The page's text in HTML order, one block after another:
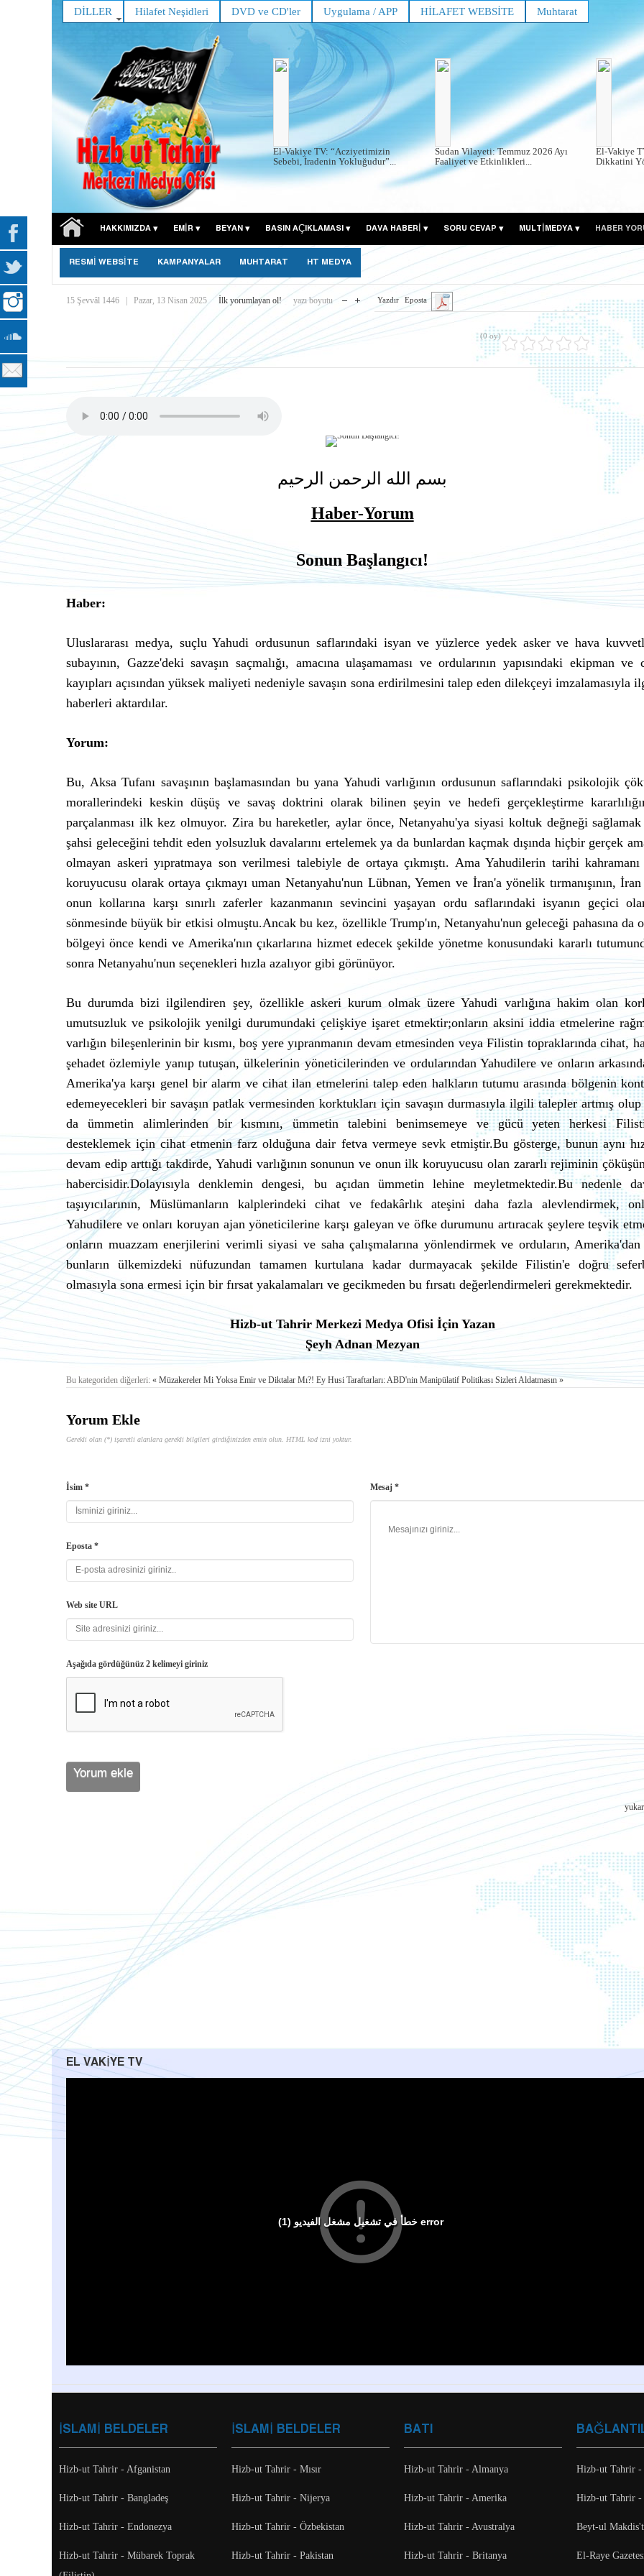
DİLLER Hilafet Neşidleri DVD ve CD'ler Uygulama / APP HİLAFET WEBSİTE Muhtarat
El-Vakiye TV: “Acziyetimizin
Sebebi, İradenin Yokluğudur”...
Sudan Vilayeti: Temmuz 2026 Ayı
Faaliyet ve Etkinlikleri...
El-Vakiye
Dikkatini
HAKKIMIZDA EMIR BEYAN BASIN AÇIKLAMASI DAVA HABERİ SORU CEVAP MULTİMEDYA HABER
RESMİ WEBSİTE KAMPANYALAR MUHTARAT HT MEDYA
15 Şevvâl 1446 Pazar, 13 Nisan 2025 İlk yorumlayan ol! yazı boyutu Yazdır Eposta
(0 oy)
بسم الله الرحمن الرحيم
Haber-Yorum
Sonun Başlangıcı!
Haber:
Uluslararası medya, suçlu Yahudi ordusunun saflarındaki isyan ve yüzlerce yedek asker ve hava
subayının, Gazze'deki savaşın saçmalığı, amacına ulaşamaması ve ordularının yapısındaki ekipman ve
kayıpları açısından yüksek maliyeti nedeniyle savaşın sona erdirilmesini talep eden dilekçeyi imzalamasıyla
haberleri aktardılar.
Yorum:
Bu, Aksa Tufanı savaşının başlamasından bu yana Yahudi varlığının ordusunun saflarındaki psikolojik
morallerindeki keskin düşüş ve savaş doktrini olarak bilinen şeyin ve hedefi gerçekleştirme
parçalanması ilk kez olmuyor. Zira bu hareketler, aylar önce, Netanyahu'ya siyasi koltuk değneği
şahsi geleceğini tehdit eden yolsuzluk davalarını ertelemek ya da bunlardan kaçmak dışında hiçbir gerçek
olmayan askeri yıpratmaya son verilmesi talebiyle de ortaya çıkmıştı. Ama Yahudilerin tarihi
koruyucusu olarak ortaya çıkmayı uman Netanyahu'nun Lübnan, Yemen ve İran'a yönelik tırmanışının,
onun kollarına karşı sınırlı zaferler kazanmanın sevincini yaşayan ordu saflarındaki isyanın geçici
sönmesinde büyük bir etkisi olmuştu.Ancak bu kez, özellikle Trump'ın, Netanyahu'nun geleceği pahasına da
bölgeyi önce kendi ve Amerika'nın çıkarlarına hizmet edecek şekilde yönetme konusundaki kararlı
sonra Netanyahu'nun seçenekleri hızla azalıyor gibi görünüyor.
Bu durumda bizi ilgilendiren şey, özellikle askeri kurum olmak üzere Yahudi varlığına hakim olan
umutsuzluk ve psikolojik yenilgi durumundaki çelişkiye işaret etmektir;onların aksini iddia etmelerine
varlığın bileşenlerinin bir kısmı, boş yere yıpranmanın devam etmesinden veya Filistin topraklarında cihat,
şehadet özlemiyle yanıp tutuşan, ülkelerinin yöneticilerinden ve ordularından Yahudilere ve onların
Amerika'ya karşı genel bir alarm ve cihat ilan etmelerini talep eden halkların tutumu arasında bölgenin
edemeyecekleri bir savaşın patlak vermesinden korktukları için savaşın durmasıyla ilgili talepler artmış
da ümmetin alimlerinden bir kısmını, ümmetin talebini benimsemeye ve gücü yeten herkesi
desteklemek için cihat etmenin farz olduğuna dair fetva vermeye sevk etmiştir.Bu gösterge, bunun aynı
devam edip arttığı takdirde, Yahudi varlığının sonunun ve onun ilk koruyucusu olan zararlı rejiminin
habercisidir.Dolayısıyla denklemin dengesi, bu açıdan ümmetin lehine meyletmektedir.Bu nedenle
taşıyıcılarının, Müslümanların kalplerindeki cihat ve fedakârlık ateşini daha fazla alevlendirmek,
Yahudilere ve onları koruyan ajan yöneticilerine karşı galeyan ve öfke durumunu artıracak şeylere teşvik
onların muazzam enerjilerini verimli siyasi ve saha çalışmalarına yönlendirmek ve orduların,
bunların ülkemizdeki nüfuzundan tamamen kurtulana kadar durmayacak şekilde Filistin'e doğru
olmasıyla sona ermesi için bir fırsat yakalamaları ve gecikmeden bu fırsatı değerlendirmeleri gerekmektedir.
Hizb-ut Tahrir Merkezi Medya Ofisi İçin Yazan
Şeyh Adnan Mezyan
Bu kategoriden diğerleri: « Müzakereler Mi Yoksa Emir ve Diktalar Mı?! Ey Husi Taraftarları: ABD'nin Manipülatif Politikası Sizleri Aldatmasın »
Yorum Ekle
Gerekli olan (*) işaretli alanlara gerekli bilgileri girdiğinizden emin olun. HTML kod izni yoktur.
İsim *
Eposta *
Web site URL
Aşağıda gördüğünüz 2 kelimeyi giriniz
Mesaj *
EL VAKIYE TV
Hizb-ut Tahrir -
Hizb-ut Tahrir -
Beyt-ul
El-Raye
BATI
Hizb-ut Tahrir - Almanya
Hizb-ut Tahrir - Amerika
Hizb-ut Tahrir - Avustralya
Hizb-ut Tahrir - Britanya
İSLAMİ BELDELER
Hizb-ut Tahrir - Mısır
Hizb-ut Tahrir - Nijerya
Hizb-ut Tahrir - Özbekistan
Hizb-ut Tahrir - Pakistan
İSLAMİ BELDELER
Hizb-ut Tahrir - Afganistan
Hizb-ut Tahrir - Bangladeş
Hizb-ut Tahrir - Endonezya
Hizb-ut Tahrir - Mübarek Toprak